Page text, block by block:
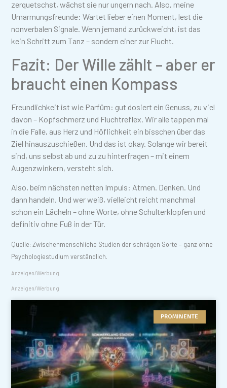
zerquetschst, wächst sie nur ungern nach. Also, meine
Umarmungsfreunde: Wartet lieber einen Moment, lest die
nonverbalen Signale. Wenn jemand zurückweicht, ist das
kein Schritt zum Tanz – sondern einer zur Flucht.
Fazit: Der Wille zählt – aber er
braucht einen Kompass
Freundlichkeit ist wie Parfüm: gut dosiert ein Genuss, zu viel
davon – Kopfschmerz und Fluchtreflex. Wir alle tappen mal
in die Falle, aus Herz und Höflichkeit ein bisschen über das
Ziel hinauszuschießen. Und das ist okay. Solange wir bereit
sind, uns selbst ab und zu zu hinterfragen – mit einem
Augenzwinkern, versteht sich.
Also, beim nächsten netten Impuls: Atmen. Denken. Und
dann handeln. Und wer weiß, vielleicht reicht manchmal
schon ein Lächeln – ohne Worte, ohne Schulterklopfen und
definitiv ohne Fuß in der Tür.
Quelle: Zwischenmenschliche Studien der schrägen Sorte – ganz ohne
Psychologiestudium verständlich.
Anzeigen/Werbung
Anzeigen/Werbung
PROMINENTE